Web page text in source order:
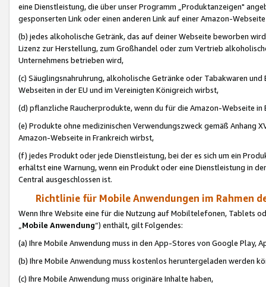
eine Dienstleistung, die über unser Programm „Produktanzeigen"
gesponserten Link oder einen anderen Link auf einer Amazon-
(b) jedes alkoholische Getränk, das auf deiner Webseite beworben
Lizenz zur Herstellung, zum Großhandel oder zum Vertrieb
Unternehmens betrieben wird,
(c) Säuglingsnahruhrung, alkoholische Getränke oder Tabakwaren
Webseiten in der EU und im Vereinigten Königreich wirbst,
(d) pflanzliche Raucherprodukte, wenn du für die Amazon-Webseite in
(e) Produkte ohne medizinischen Verwendungszweck gemäß Anhang
Amazon-Webseite in Frankreich wirbst,
(f) jedes Produkt oder jede Dienstleistung, bei der es sich um ein
erhältst eine Warnung, wenn ein Produkt oder eine Dienstleistung in
Central ausgeschlossen ist.
Richtlinie für Mobile Anwendungen im Rahmen
Wenn Ihre Website eine für die Nutzung auf Mobiltelefonen, Tablets
„Mobile Anwendung“) enthält, gilt Folgendes:
(a) Ihre Mobile Anwendung muss in den App-Stores von Google Play,
(b) Ihre Mobile Anwendung muss kostenlos heruntergeladen werden
(c) Ihre Mobile Anwendung muss originäre Inhalte haben,